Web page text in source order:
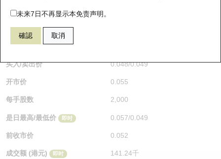
未来7日不再显示本免责声明。
確認 取消
14312 瑞银认沽 1810 小米集团
$0.049 0.003
买入/卖出价 0.048/0.049
开市价 0.055
每手股数 2,000
是日最高/最低价 即时 0.057/0.049
前收市价 0.052
成交额 (港元) 即时 141.24千
即将到期认股证
认股证到期结算价查找
认股证分析仪
认股证速算机
认股证/牛熊证日志
牛熊证街货分布图
正股牛熊证列表
新发行瑞银牛熊证
已收回牛熊证剩余价值
牛熊证到期结算价查找
十天股证占大市成交
资金流
街货统计
三十大平均引伸波幅
恒指成份股
国指成份股
科指成份股
相关资产沽空
中资ETFs溢价比较
讲座及教育短片
认股证投资者教育
牛熊证投资者教育
认股证牛熊证常问问题